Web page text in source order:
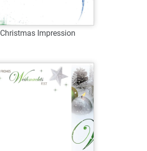
Christmas Impression
Art.-Nr.: W39062
Verfügbar
Zum Merkzettel hinzufügen